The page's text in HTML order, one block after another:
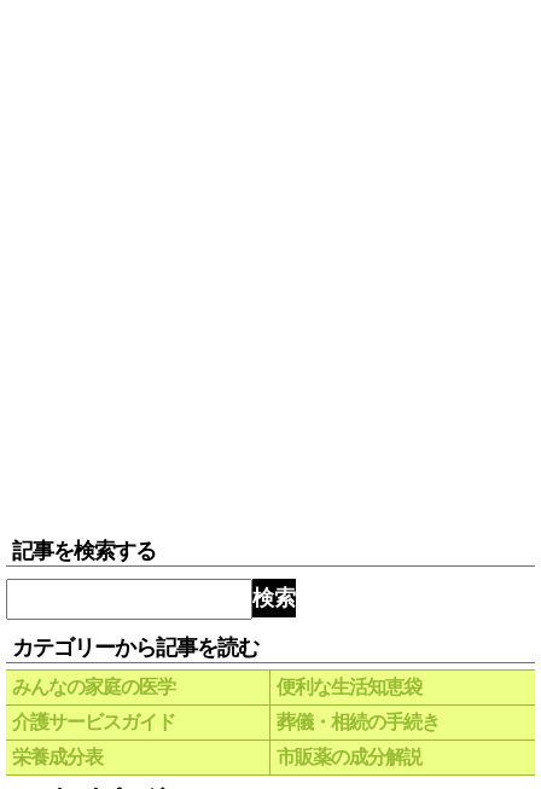
記事を検索する
検索
カテゴリーから記事を読む
みんなの家庭の医学
便利な生活知恵袋
介護サービスガイド
葬儀・相続の手続き
栄養成分表
市販薬の成分解説